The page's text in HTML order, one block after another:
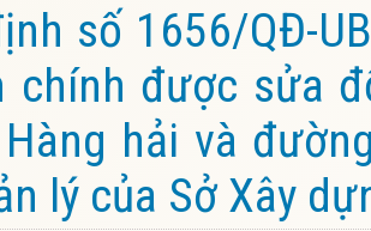
số 1656/QĐ-
chính được sửa
hải và
lý của Sở Xây